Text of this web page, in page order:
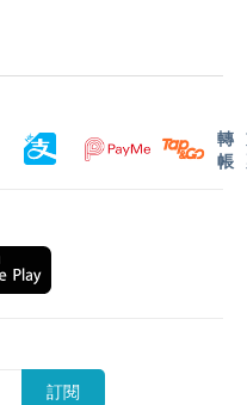
轉
帳
訂閱